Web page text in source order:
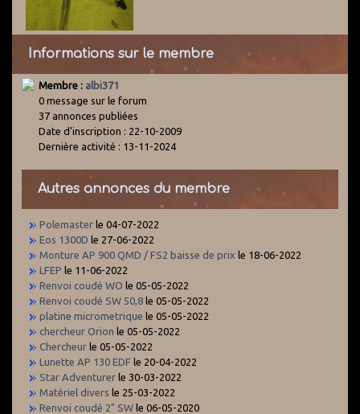
Informations sur le membre
Membre : albi371
0 message sur le forum
37 annonces publiées
Date d'inscription : 22-10-2009
Dernière activité : 13-11-2024
Autres annonces du membre
Polemaster le 04-07-2022
Eos 1300D le 27-06-2022
Monture AP 900 QMD / FS2 baisse de prix le 18-06-2022
LFEP le 11-06-2022
Renvoi coudé WO le 05-05-2022
Renvoi coudé SW 50,8 le 05-05-2022
platine micrometrique le 05-05-2022
chercheur Orion le 05-05-2022
Chercheur le 05-05-2022
Lunette AP 130 EDF le 20-04-2022
Star Adventurer le 30-03-2022
Matériel divers le 25-03-2022
Renvoi coudé 2" SW le 06-05-2020